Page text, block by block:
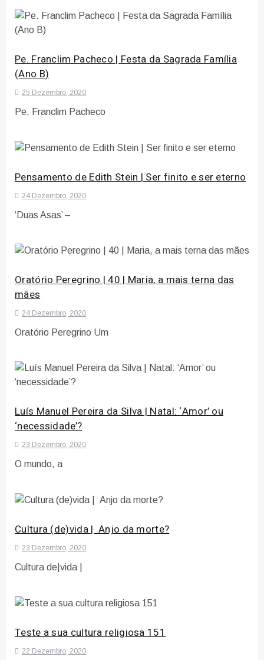
Pe. Franclim Pacheco | Festa da Sagrada Família
(Ano B)
25 Dezembro, 2020
Pe. Franclim Pacheco
Pensamento de Edith Stein | Ser finito e ser eterno
24 Dezembro, 2020
‘Duas Asas’ –
Oratório Peregrino | 40 | Maria, a mais terna das
mães
24 Dezembro, 2020
Oratório Peregrino Um
Luís Manuel Pereira da Silva | Natal: ‘Amor’ ou
‘necessidade’?
23 Dezembro, 2020
O mundo, a
Cultura (de)vida | Anjo da morte?
23 Dezembro, 2020
Cultura de|vida |
Teste a sua cultura religiosa 151
22 Dezembro, 2020